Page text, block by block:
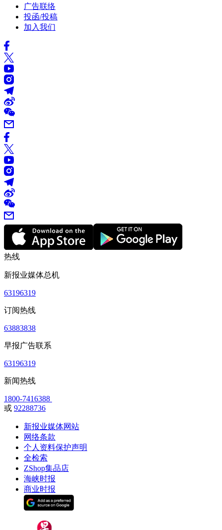
广告联络
投函/投稿
加入我们
热线
新报业媒体总机
63196319
订阅热线
63883838
早报广告联系
63196319
新闻热线
1800-7416388
或 92288736
新报业媒体网站
网络条款
个人资料保护声明
全检索
ZShop集品店
海峡时报
商业时报